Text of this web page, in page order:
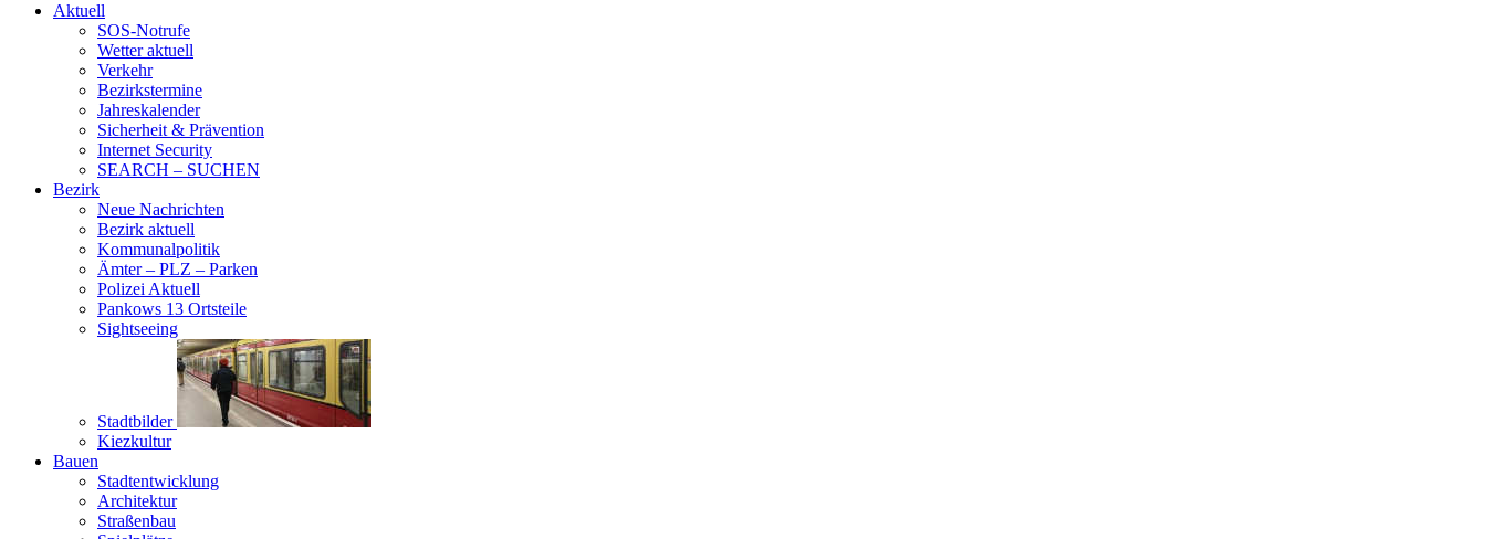
Aktuell
SOS-Notrufe
Wetter aktuell
Verkehr
Bezirkstermine
Jahreskalender
Sicherheit & Prävention
Internet Security
SEARCH – SUCHEN
Bezirk
Neue Nachrichten
Bezirk aktuell
Kommunalpolitik
Ämter – PLZ – Parken
Polizei Aktuell
Pankows 13 Ortsteile
Sightseeing
Stadtbilder
Kiezkultur
Bauen
Stadtentwicklung
Architektur
Straßenbau